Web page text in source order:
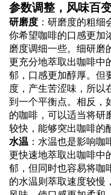
参数调整，风味百
研磨度 ：研磨度的粗
你希望咖啡的口感更加
磨度调细一些。细研磨
更充分地萃取出咖啡中
郁，口感更加醇厚。但
度，产生苦涩味，所以
到一个平衡点。相反，
的咖啡，可以适当将研
较快，能够突出咖啡的
水温 ：水温也是影响
更快速地萃取出咖啡中
郁，但同时也容易将咖
的水温则萃取速度较慢